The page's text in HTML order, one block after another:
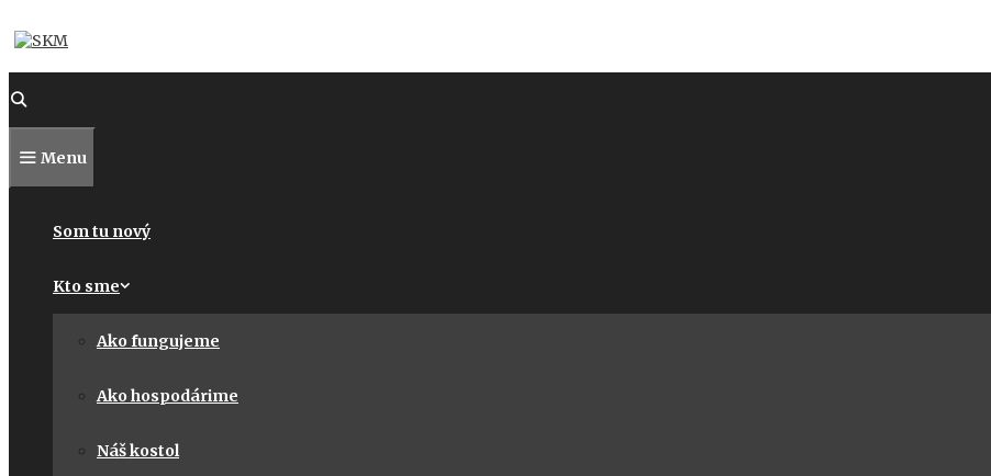
na
Menu
Som tu nový
Kto sme
Ako fungujeme
Ako hospodárime
Náš kostol